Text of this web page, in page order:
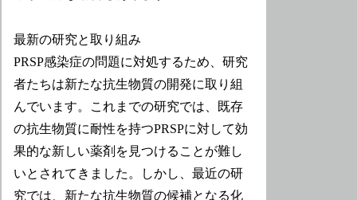
最新の研究と取り組み
PRSP感染症の問題に対処するため、研究
者たちは新たな抗生物質の開発に取り組
んでいます。これまでの研究では、既存
の抗生物質に耐性を持つPRSPに対して効
果的な新しい薬剤を見つけることが難し
いとされてきました。しかし、最近の研
究では、新たな抗生物質の候補となる化